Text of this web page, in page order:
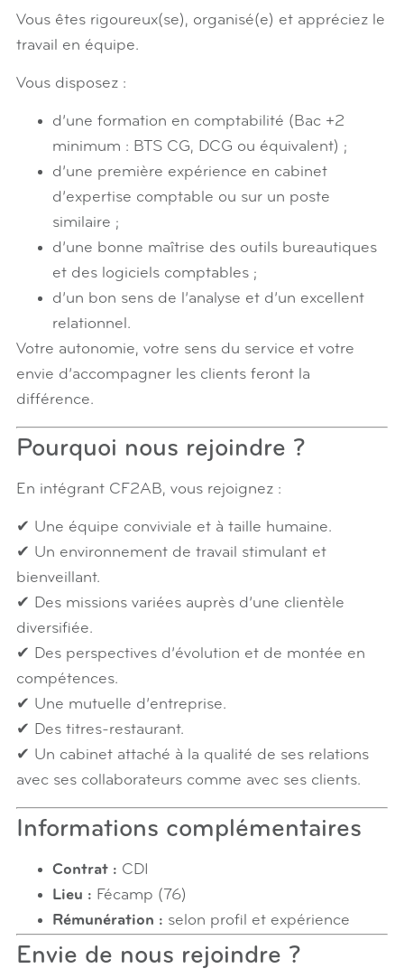
Vous êtes rigoureux(se), organisé(e) et appréciez le
travail en équipe.
Vous disposez :
d’une formation en comptabilité (Bac +2
minimum : BTS CG, DCG ou équivalent) ;
d’une première expérience en cabinet
d’expertise comptable ou sur un poste
similaire ;
d’une bonne maîtrise des outils bureautiques
et des logiciels comptables ;
d’un bon sens de l’analyse et d’un excellent
relationnel.
Votre autonomie, votre sens du service et votre
envie d’accompagner les clients feront la
différence.
Pourquoi nous rejoindre ?
En intégrant CF2AB, vous rejoignez :
✔ Une équipe conviviale et à taille humaine.
✔ Un environnement de travail stimulant et
bienveillant.
✔ Des missions variées auprès d’une clientèle
diversifiée.
✔ Des perspectives d’évolution et de montée en
compétences.
✔ Une mutuelle d’entreprise.
✔ Des titres-restaurant.
✔ Un cabinet attaché à la qualité de ses relations
avec ses collaborateurs comme avec ses clients.
Informations complémentaires
Contrat : CDI
Lieu : Fécamp (76)
Rémunération : selon profil et expérience
Envie de nous rejoindre ?